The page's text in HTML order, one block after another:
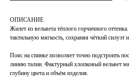
ОПИСАНИЕ
Жилет из вельвета тёплого горчичного
тактильную мягкость, сохраняя чёткий силуэт
Пояс на спинке позволяет точно подстроить
линию талии. Фактурный хлопковый вельвет
глубину цвета и объём изделия.